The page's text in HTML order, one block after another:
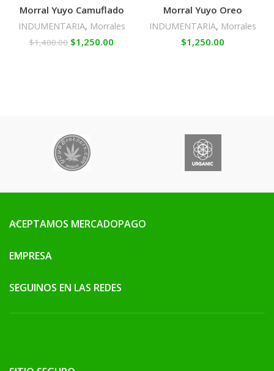
Morral Yuyo Camuflado
INDUMENTARIA, Morrales
$1,400.00 $1,250.00
Morral Yuyo Oreo
INDUMENTARIA, Morrales
$1,250.00
ACEPTAMOS MERCADOPAGO
EMPRESA
SEGUINOS EN LAS REDES